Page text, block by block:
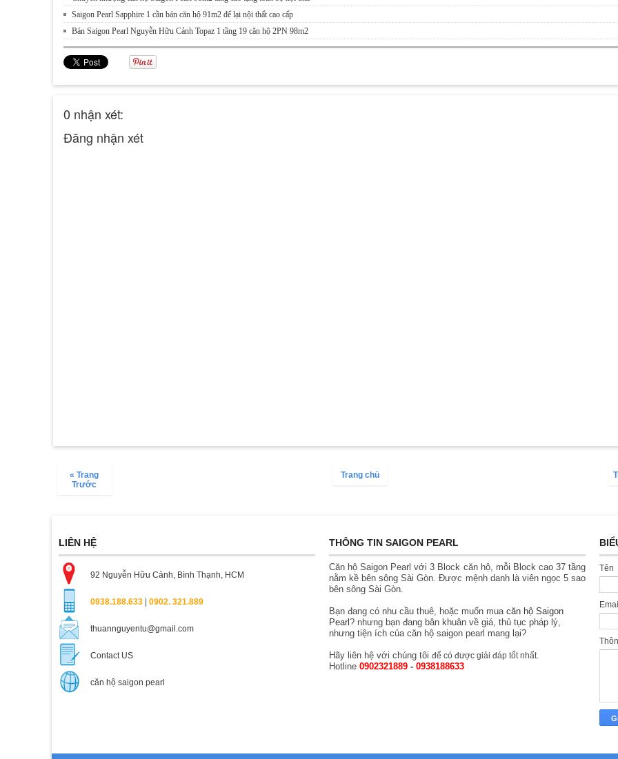
Saigon Pearl Sapphire 1 cần bán căn hộ 91m2 để lại nội thất cao cấp
Bán Saigon Pearl Nguyễn Hữu Cảnh Topaz 1 tầng 19 căn hộ 2PN 98m2
0 nhận xét:
Đăng nhận xét
« Trang
Trước
Trang chủ
LIÊN HỆ
92 Nguyễn Hữu Cảnh, Bình Thạnh, HCM
0938.188.633 0902. 321.889
thuannguyentu@gmail.com
Contact US
căn hộ saigon pearl
THÔNG TIN SAIGON PEARL
Căn hộ Saigon Pearl với 3 Block căn hộ, mỗi Block cao 37 tầng
nằm kề bên sông Sài Gòn. Được mệnh danh là viên ngọc 5 sao
bên sông Sài Gòn.
Bạn đang có nhu cầu thuê, hoặc muốn mua căn hộ Saigon
Pearl ? nhưng bạn đang bân khuân về giá, thủ tục pháp lý,
nhưng tiện ích của căn hộ saigon pearl mang lại?
Hãy liên hệ với chúng tôi để có được giải đáp tốt nhất.
Hotline 0902321889 - 0938188633
Tên
Email